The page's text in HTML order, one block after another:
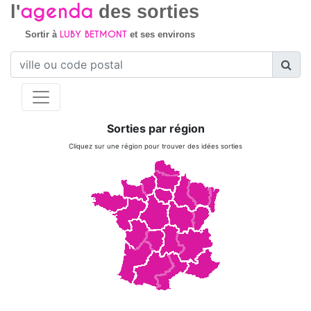
l'agenda des sorties
Sortir à LUBY BETMONTet ses environs
Sorties par région
Cliquez sur une région pour trouver des idées sorties